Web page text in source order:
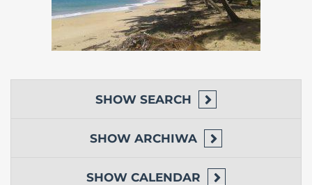
SHOW SEARCH
SHOW ARCHIWA
SHOW CALENDAR